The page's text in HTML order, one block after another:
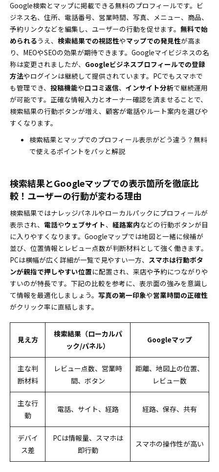
ユーザー提案の通知もしっかり管理！Googleマイ
ビジネス設定の安心運用テク
カテゴリ設定でマップ表示が激変！Googleマイビジネ
ス設定で関連性を高める極意
Googleビジネスカテゴリ選びに迷わない！スッキ
リ決定法と裏ワザ
写真・投稿・クチコミで差が出る！Googleマイビジネ
ス設定の「魅せる」運用テンプレ
写真と動画は第一印象を劇的アップ！注目される
撮影＆更新のポイント
クチコミ集めと返信が差をつける！Googleマイビ
ジネス設定で信頼度を高めよう
予約リンクやメッセージ機能の活用で「もう失客
しない！」店舗運営を実現
パフォーマンス分析で気付ける！Googleマイビジ
ネス設定の「週次改善」ポイント
スマホ＆パソコンの違いで変わる！Googleマイビジネ
ス設定の現場ベスト活用術
スマホアプリで臨時休業と写真投稿が即できる！
スピード対応の裏テク
パソコン管理画面なら一括編集もお手のもの！詳
細設定のラクちん活用ステップ
トラブルも怖くない！Googleマイビジネス設定のログ
イントラブル解決ブック
ログイン方法が分からない・権限を失った時の
「復旧フローチャート」
Googleマイビジネス設定でよく聞かれる質問まとめと
「即使える」運用チェックリスト
臨時休業・定休日・予約リンク…実務ワザも
Googleマイビジネス設定でカンペキ
Google検索とマップに掲載できる無料のプロフィールです。ビ
ジネス名、住所、電話番号、営業時間、写真、メニュー、商品、
予約リンクなどを編集し、ユーザーの行動を促せます。 無料で始
められるうえ、 検索結果での視認性やマップでの発見性が高ま
り、MEOやSEOの効果が期待できます。Googleマイビジネスの名
称は変更されましたが、 Googleビジネスプロフィールでの登録
方法やログインは継続して提供されています。PCでもスマホで
も管理でき、 投稿機能や口コミ返信、 インサイト分析で継続運用
が可能です。正確な情報入力とオーナー確認を済ませることで、
検索結果の行動ボタンが増え、顧客が電話やルート案内を選びや
すくなります。
検索結果とマップでのプロフィール表示がどう違う？無料
で使えるポイントをパッと解説
検索結果とGoogleマップでの表示箇所を徹底比
較！ユーザーの行動が変わる理由
検索結果ではナレッジパネルやローカルパックにプロフィールが
表示され、 電話やウェブサイト、 経路案内などの行動ボタンが目
に入りやすくなります。Googleマップでは地図と一緒に候補が
並び、位置情報とレビュー点数が判断材料として強く働きます。
PCは横幅が広く詳細が一覧で見やすい一方、 スマホは行動ボタ
ンが親指で押しやすい位置に配置され、来店や予約につながりや
すいのが特長です。下記の比較を参考に、表示面の強みを意識し
て情報を最適化しましょう。 写真の第一印象や営業時間の正確性
がクリック率に直結します。
見え方
検索結果（ローカルパ
ック/パネル）
Googleマップ
主な判
断材料
レビュー点数、営業時
間、ボタン
距離、地図上の位置、
レビュー数
主な行
動
電話、サイト、経路 経路、保存、共有
デバイ
ス差
PCは情報量、スマホは
即行動
スマホの操作性が高い